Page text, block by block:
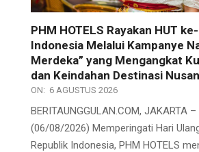
PHM HOTELS Rayakan HUT
Indonesia Melalui Kampanye
Merdeka” yang Mengangkat
dan Keindahan Destinasi
ON: 6 AGUSTUS 2026
BERITAUNGGULAN.COM, JAKARTA
(06/08/2026) Memperingati Hari
Republik Indonesia, PHM HOTELS